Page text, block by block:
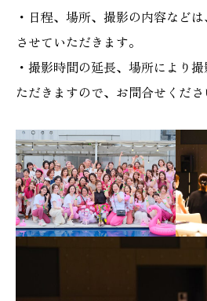
・日程、場所、撮影の内容など
させていただきます。
・撮影時間の延長、場所により
ただきますので、お問合せくださ